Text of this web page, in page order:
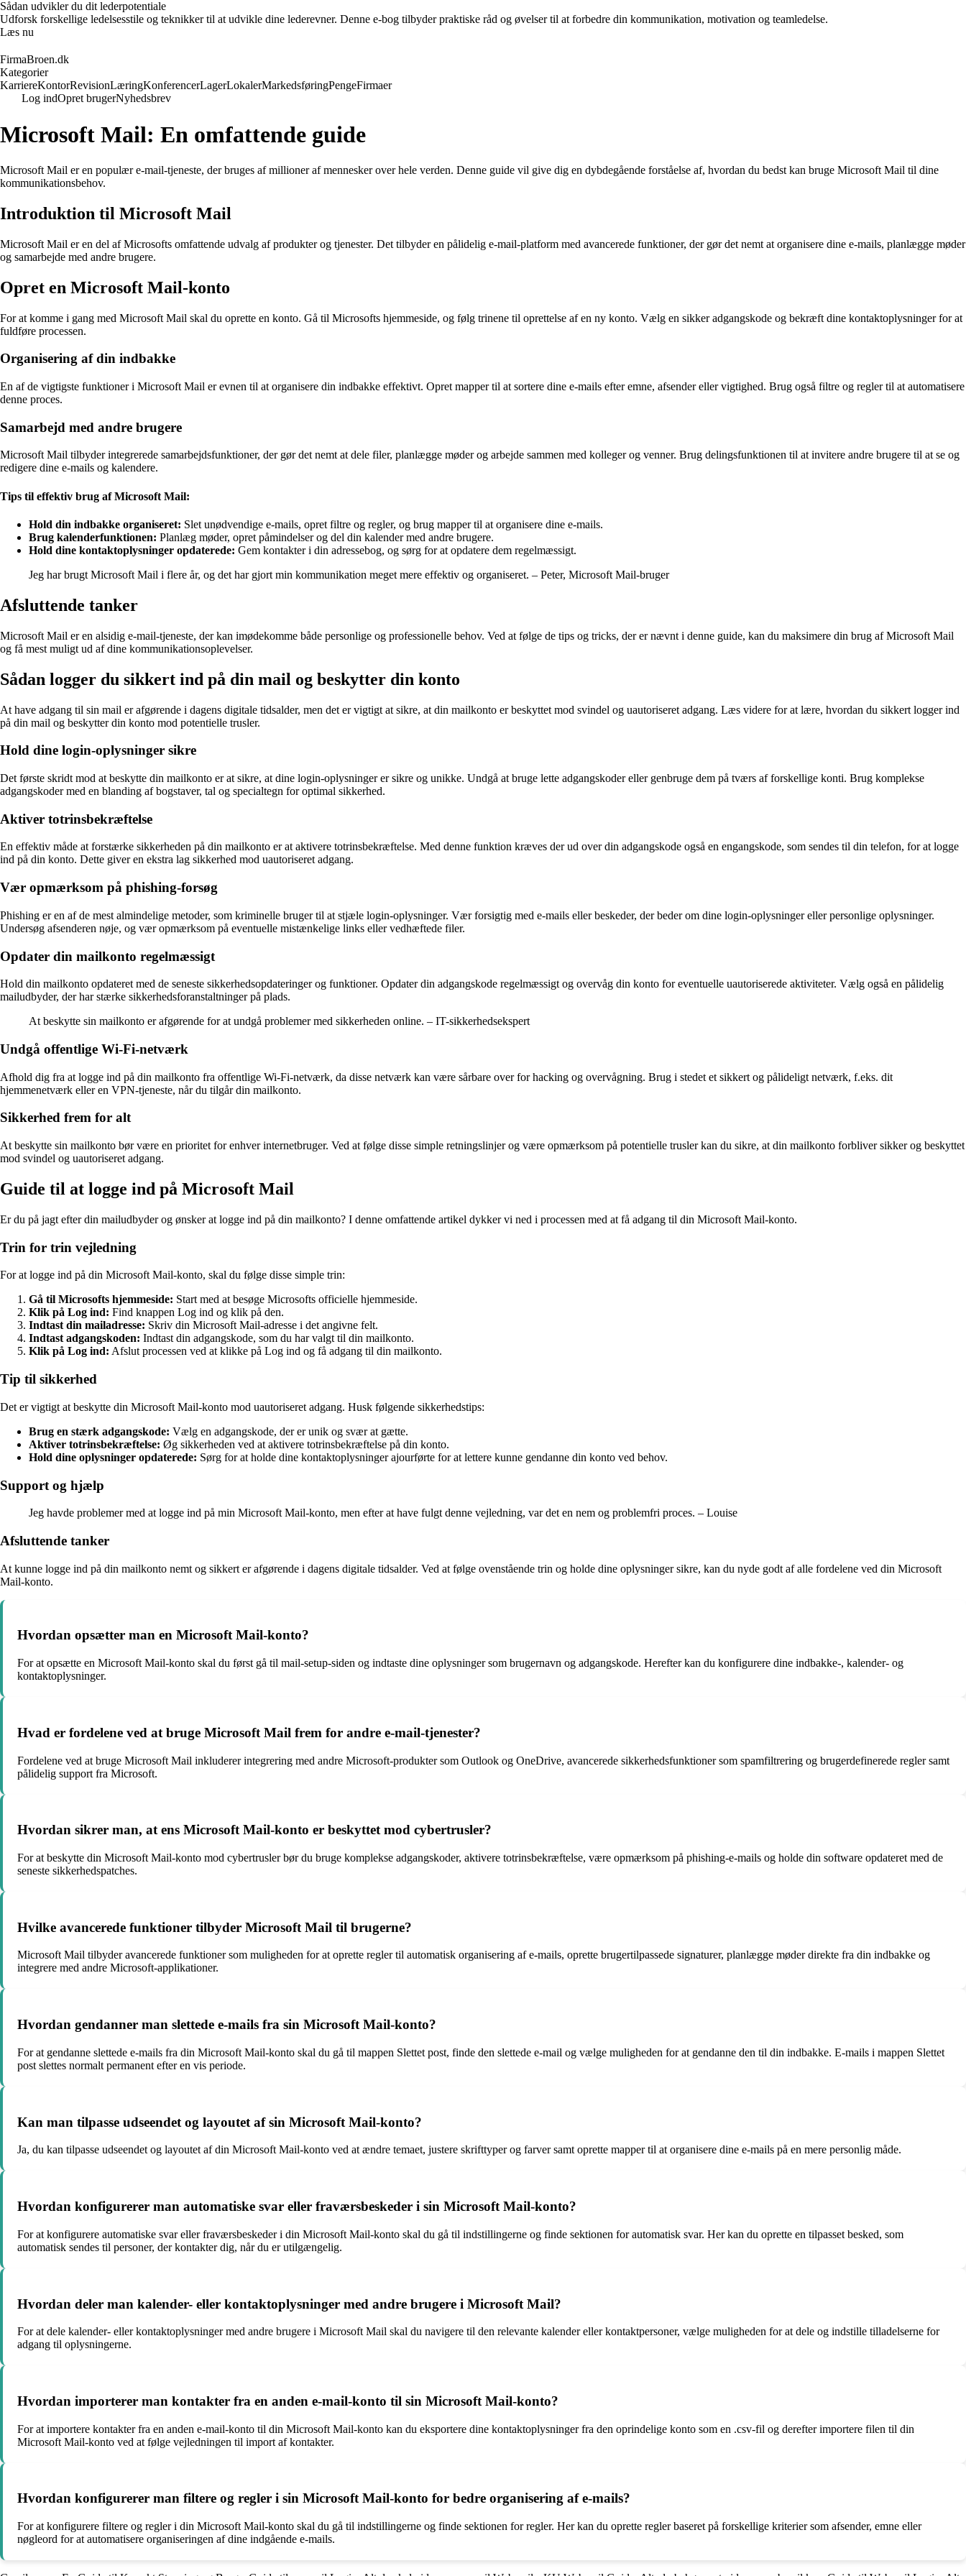
Sådan udvikler du dit lederpotentiale
Udforsk forskellige ledelsesstile og teknikker til at udvikle dine lederevner. Denne e-bog tilbyder praktiske råd og øvelser til at forbedre din kommunikation, motivation og teamledelse.
Læs nu
FirmaBroen.dk
Kategorier
KarriereKontorRevisionLæringKonferencerLagerLokalerMarkedsføringPengeFirmaer
Log indOpret brugerNyhedsbrev
Microsoft Mail: En omfattende guide
Microsoft Mail er en populær e-mail-tjeneste, der bruges af millioner af mennesker over hele verden. Denne guide vil give dig en dybdegående forståelse af, hvordan du bedst kan bruge Microsoft Mail til dine
kommunikationsbehov.
Introduktion til Microsoft Mail
Microsoft Mail er en del af Microsofts omfattende udvalg af produkter og tjenester. Det tilbyder en pålidelig e-mail-platform med avancerede funktioner, der gør det nemt at organisere dine e-mails, planlægge møder
og samarbejde med andre brugere.
Opret en Microsoft Mail-konto
For at komme i gang med Microsoft Mail skal du oprette en konto. Gå til Microsofts hjemmeside, og følg trinene til oprettelse af en ny konto. Vælg en sikker adgangskode og bekræft dine kontaktoplysninger for at
fuldføre processen.
Organisering af din indbakke
En af de vigtigste funktioner i Microsoft Mail er evnen til at organisere din indbakke effektivt. Opret mapper til at sortere dine e-mails efter emne, afsender eller vigtighed. Brug også filtre og regler til at automatisere
denne proces.
Samarbejd med andre brugere
Microsoft Mail tilbyder integrerede samarbejdsfunktioner, der gør det nemt at dele filer, planlægge møder og arbejde sammen med kolleger og venner. Brug delingsfunktionen til at invitere andre brugere til at se og
redigere dine e-mails og kalendere.
Tips til effektiv brug af Microsoft Mail:
Hold din indbakke organiseret: Slet unødvendige e-mails, opret filtre og regler, og brug mapper til at organisere dine e-mails.
Brug kalenderfunktionen: Planlæg møder, opret påmindelser og del din kalender med andre brugere.
Hold dine kontaktoplysninger opdaterede: Gem kontakter i din adressebog, og sørg for at opdatere dem regelmæssigt.
Jeg har brugt Microsoft Mail i flere år, og det har gjort min kommunikation meget mere effektiv og organiseret. – Peter, Microsoft Mail-bruger
Afsluttende tanker
Microsoft Mail er en alsidig e-mail-tjeneste, der kan imødekomme både personlige og professionelle behov. Ved at følge de tips og tricks, der er nævnt i denne guide, kan du maksimere din brug af Microsoft Mail
og få mest muligt ud af dine kommunikationsoplevelser.
Sådan logger du sikkert ind på din mail og beskytter din konto
At have adgang til sin mail er afgørende i dagens digitale tidsalder, men det er vigtigt at sikre, at din mailkonto er beskyttet mod svindel og uautoriseret adgang. Læs videre for at lære, hvordan du sikkert logger ind
på din mail og beskytter din konto mod potentielle trusler.
Hold dine login-oplysninger sikre
Det første skridt mod at beskytte din mailkonto er at sikre, at dine login-oplysninger er sikre og unikke. Undgå at bruge lette adgangskoder eller genbruge dem på tværs af forskellige konti. Brug komplekse
adgangskoder med en blanding af bogstaver, tal og specialtegn for optimal sikkerhed.
Aktiver totrinsbekræftelse
En effektiv måde at forstærke sikkerheden på din mailkonto er at aktivere totrinsbekræftelse. Med denne funktion kræves der ud over din adgangskode også en engangskode, som sendes til din telefon, for at logge
ind på din konto. Dette giver en ekstra lag sikkerhed mod uautoriseret adgang.
Vær opmærksom på phishing-forsøg
Phishing er en af de mest almindelige metoder, som kriminelle bruger til at stjæle login-oplysninger. Vær forsigtig med e-mails eller beskeder, der beder om dine login-oplysninger eller personlige oplysninger.
Undersøg afsenderen nøje, og vær opmærksom på eventuelle mistænkelige links eller vedhæftede filer.
Opdater din mailkonto regelmæssigt
Hold din mailkonto opdateret med de seneste sikkerhedsopdateringer og funktioner. Opdater din adgangskode regelmæssigt og overvåg din konto for eventuelle uautoriserede aktiviteter. Vælg også en pålidelig
mailudbyder, der har stærke sikkerhedsforanstaltninger på plads.
At beskytte sin mailkonto er afgørende for at undgå problemer med sikkerheden online. – IT-sikkerhedsekspert
Undgå offentlige Wi-Fi-netværk
Afhold dig fra at logge ind på din mailkonto fra offentlige Wi-Fi-netværk, da disse netværk kan være sårbare over for hacking og overvågning. Brug i stedet et sikkert og pålideligt netværk, f.eks. dit
hjemmenetværk eller en VPN-tjeneste, når du tilgår din mailkonto.
Sikkerhed frem for alt
At beskytte sin mailkonto bør være en prioritet for enhver internetbruger. Ved at følge disse simple retningslinjer og være opmærksom på potentielle trusler kan du sikre, at din mailkonto forbliver sikker og beskyttet
mod svindel og uautoriseret adgang.
Guide til at logge ind på Microsoft Mail
Er du på jagt efter din mailudbyder og ønsker at logge ind på din mailkonto? I denne omfattende artikel dykker vi ned i processen med at få adgang til din Microsoft Mail-konto.
Trin for trin vejledning
For at logge ind på din Microsoft Mail-konto, skal du følge disse simple trin:
Gå til Microsofts hjemmeside: Start med at besøge Microsofts officielle hjemmeside.
Klik på Log ind: Find knappen Log ind og klik på den.
Indtast din mailadresse: Skriv din Microsoft Mail-adresse i det angivne felt.
Indtast adgangskoden: Indtast din adgangskode, som du har valgt til din mailkonto.
Klik på Log ind: Afslut processen ved at klikke på Log ind og få adgang til din mailkonto.
Tip til sikkerhed
Det er vigtigt at beskytte din Microsoft Mail-konto mod uautoriseret adgang. Husk følgende sikkerhedstips:
Brug en stærk adgangskode: Vælg en adgangskode, der er unik og svær at gætte.
Aktiver totrinsbekræftelse: Øg sikkerheden ved at aktivere totrinsbekræftelse på din konto.
Hold dine oplysninger opdaterede: Sørg for at holde dine kontaktoplysninger ajourførte for at lettere kunne gendanne din konto ved behov.
Support og hjælp
Jeg havde problemer med at logge ind på min Microsoft Mail-konto, men efter at have fulgt denne vejledning, var det en nem og problemfri proces. – Louise
Afsluttende tanker
At kunne logge ind på din mailkonto nemt og sikkert er afgørende i dagens digitale tidsalder. Ved at følge ovenstående trin og holde dine oplysninger sikre, kan du nyde godt af alle fordelene ved din Microsoft
Mail-konto.
Hvordan opsætter man en Microsoft Mail-konto?
For at opsætte en Microsoft Mail-konto skal du først gå til mail-setup-siden og indtaste dine oplysninger som brugernavn og adgangskode. Herefter kan du konfigurere dine indbakke-, kalender- og
kontaktoplysninger.
Hvad er fordelene ved at bruge Microsoft Mail frem for andre e-mail-tjenester?
Fordelene ved at bruge Microsoft Mail inkluderer integrering med andre Microsoft-produkter som Outlook og OneDrive, avancerede sikkerhedsfunktioner som spamfiltrering og brugerdefinerede regler samt
pålidelig support fra Microsoft.
Hvordan sikrer man, at ens Microsoft Mail-konto er beskyttet mod cybertrusler?
For at beskytte din Microsoft Mail-konto mod cybertrusler bør du bruge komplekse adgangskoder, aktivere totrinsbekræftelse, være opmærksom på phishing-e-mails og holde din software opdateret med de
seneste sikkerhedspatches.
Hvilke avancerede funktioner tilbyder Microsoft Mail til brugerne?
Microsoft Mail tilbyder avancerede funktioner som muligheden for at oprette regler til automatisk organisering af e-mails, oprette brugertilpassede signaturer, planlægge møder direkte fra din indbakke og
integrere med andre Microsoft-applikationer.
Hvordan gendanner man slettede e-mails fra sin Microsoft Mail-konto?
For at gendanne slettede e-mails fra din Microsoft Mail-konto skal du gå til mappen Slettet post, finde den slettede e-mail og vælge muligheden for at gendanne den til din indbakke. E-mails i mappen Slettet
post slettes normalt permanent efter en vis periode.
Kan man tilpasse udseendet og layoutet af sin Microsoft Mail-konto?
Ja, du kan tilpasse udseendet og layoutet af din Microsoft Mail-konto ved at ændre temaet, justere skrifttyper og farver samt oprette mapper til at organisere dine e-mails på en mere personlig måde.
Hvordan konfigurerer man automatiske svar eller fraværsbeskeder i sin Microsoft Mail-konto?
For at konfigurere automatiske svar eller fraværsbeskeder i din Microsoft Mail-konto skal du gå til indstillingerne og finde sektionen for automatisk svar. Her kan du oprette en tilpasset besked, som
automatisk sendes til personer, der kontakter dig, når du er utilgængelig.
Hvordan deler man kalender- eller kontaktoplysninger med andre brugere i Microsoft Mail?
For at dele kalender- eller kontaktoplysninger med andre brugere i Microsoft Mail skal du navigere til den relevante kalender eller kontaktpersoner, vælge muligheden for at dele og indstille tilladelserne for
adgang til oplysningerne.
Hvordan importerer man kontakter fra en anden e-mail-konto til sin Microsoft Mail-konto?
For at importere kontakter fra en anden e-mail-konto til din Microsoft Mail-konto kan du eksportere dine kontaktoplysninger fra den oprindelige konto som en .csv-fil og derefter importere filen til din
Microsoft Mail-konto ved at følge vejledningen til import af kontakter.
Hvordan konfigurerer man filtere og regler i sin Microsoft Mail-konto for bedre organisering af e-mails?
For at konfigurere filtere og regler i din Microsoft Mail-konto skal du gå til indstillingerne og finde sektionen for regler. Her kan du oprette regler baseret på forskellige kriterier som afsender, emne eller
nøgleord for at automatisere organiseringen af dine indgående e-mails.